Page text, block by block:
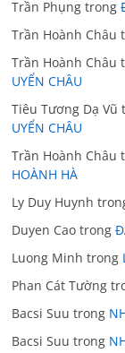
Trần Phụng trong
Trần Hoành Châu
Trần Hoành Châu
UYỂN CHÂU
Tiêu Tương Dạ Vũ
UYỂN CHÂU
Trần Hoành Châu
HOÀNH HÀ
Ly Duy Huynh
Duyen Cao trong
Luong Minh trong
Phan Cát Tường
Bacsi Suu trong
Bacsi Suu trong